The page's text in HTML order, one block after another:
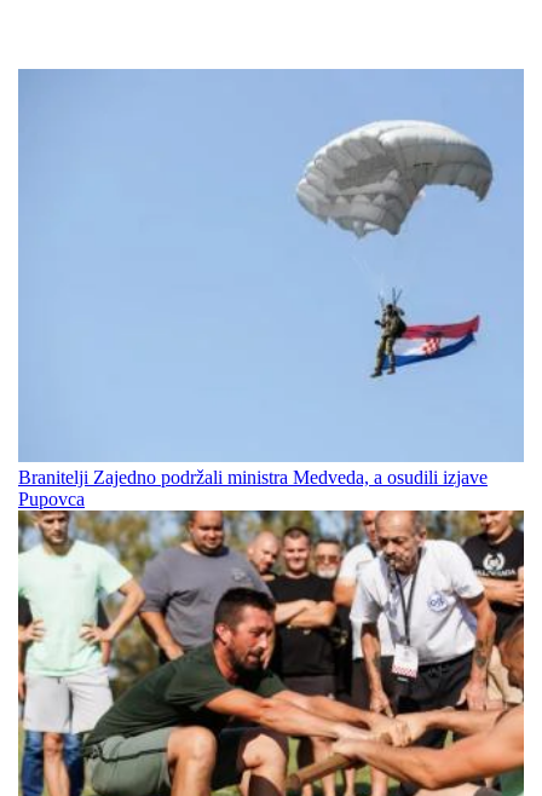
Branitelji Zajedno podržali ministra Medveda, a osudili izjave
Pupovca